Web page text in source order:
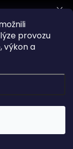
provozu
výkon a
vyhrazena.